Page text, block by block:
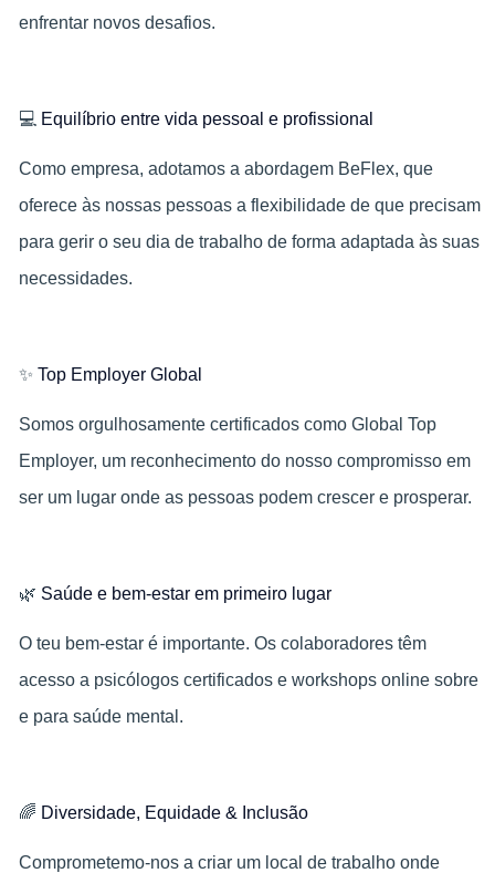
enfrentar novos desafios.
💻 Equilíbrio entre vida pessoal e profissional
Como empresa, adotamos a abordagem BeFlex, que
oferece às nossas pessoas a flexibilidade de que precisam
para gerir o seu dia de trabalho de forma adaptada às suas
necessidades.
✨ Top Employer Global
Somos orgulhosamente certificados como Global Top
Employer, um reconhecimento do nosso compromisso em
ser um lugar onde as pessoas podem crescer e prosperar.
🌿 Saúde e bem-estar em primeiro lugar
O teu bem‑estar é importante. Os colaboradores têm
acesso a psicólogos certificados e workshops online sobre
e para saúde mental.
🌈 Diversidade, Equidade & Inclusão
Comprometemo-nos a criar um local de trabalho onde